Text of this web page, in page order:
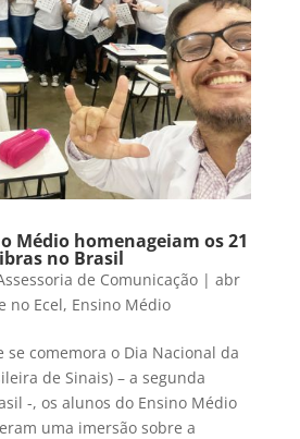
Médio homenageiam os 21
no Brasil
de Comunicação| abr
no Ecel, Ensino Médio
se comemora o Dia Nacional da
de Sinais) – a segunda
-, os alunos do Ensino Médio
uma imersão sobre a